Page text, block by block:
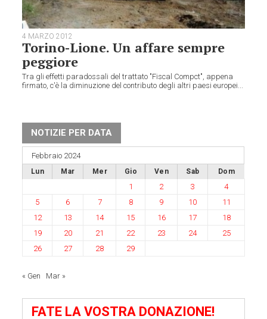
4 MARZO 2012
Torino-Lione. Un affare sempre
peggiore
Tra gli effetti paradossali del trattato "Fiscal Compct", appena
firmato, c'è la diminuzione del contributo degli altri paesi europei...
NOTIZIE PER DATA
Febbraio 2024
Lun Mar Mer Gio Ven Sab Dom
1 2 3
4
5
6 7 8 9 10
11
12
13 14 15 16 17
18
19
20 21 22 23 24
25
26
27 28 29
« Gen Mar »
FATE LA VOSTRA DONAZIONE!